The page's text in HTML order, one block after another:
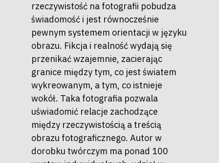
rzeczywistość na fotografii pobudza
świadomość i jest równocześnie
pewnym systemem orientacji w języku
obrazu. Fikcja i realność wydają się
przenikać wzajemnie, zacierając
granice między tym, co jest światem
wykreowanym, a tym, co istnieje
wokół. Taka fotografia pozwala
uświadomić relacje zachodzące
między rzeczywistością a treścią
obrazu fotograficznego. Autor w
dorobku twórczym ma ponad 100